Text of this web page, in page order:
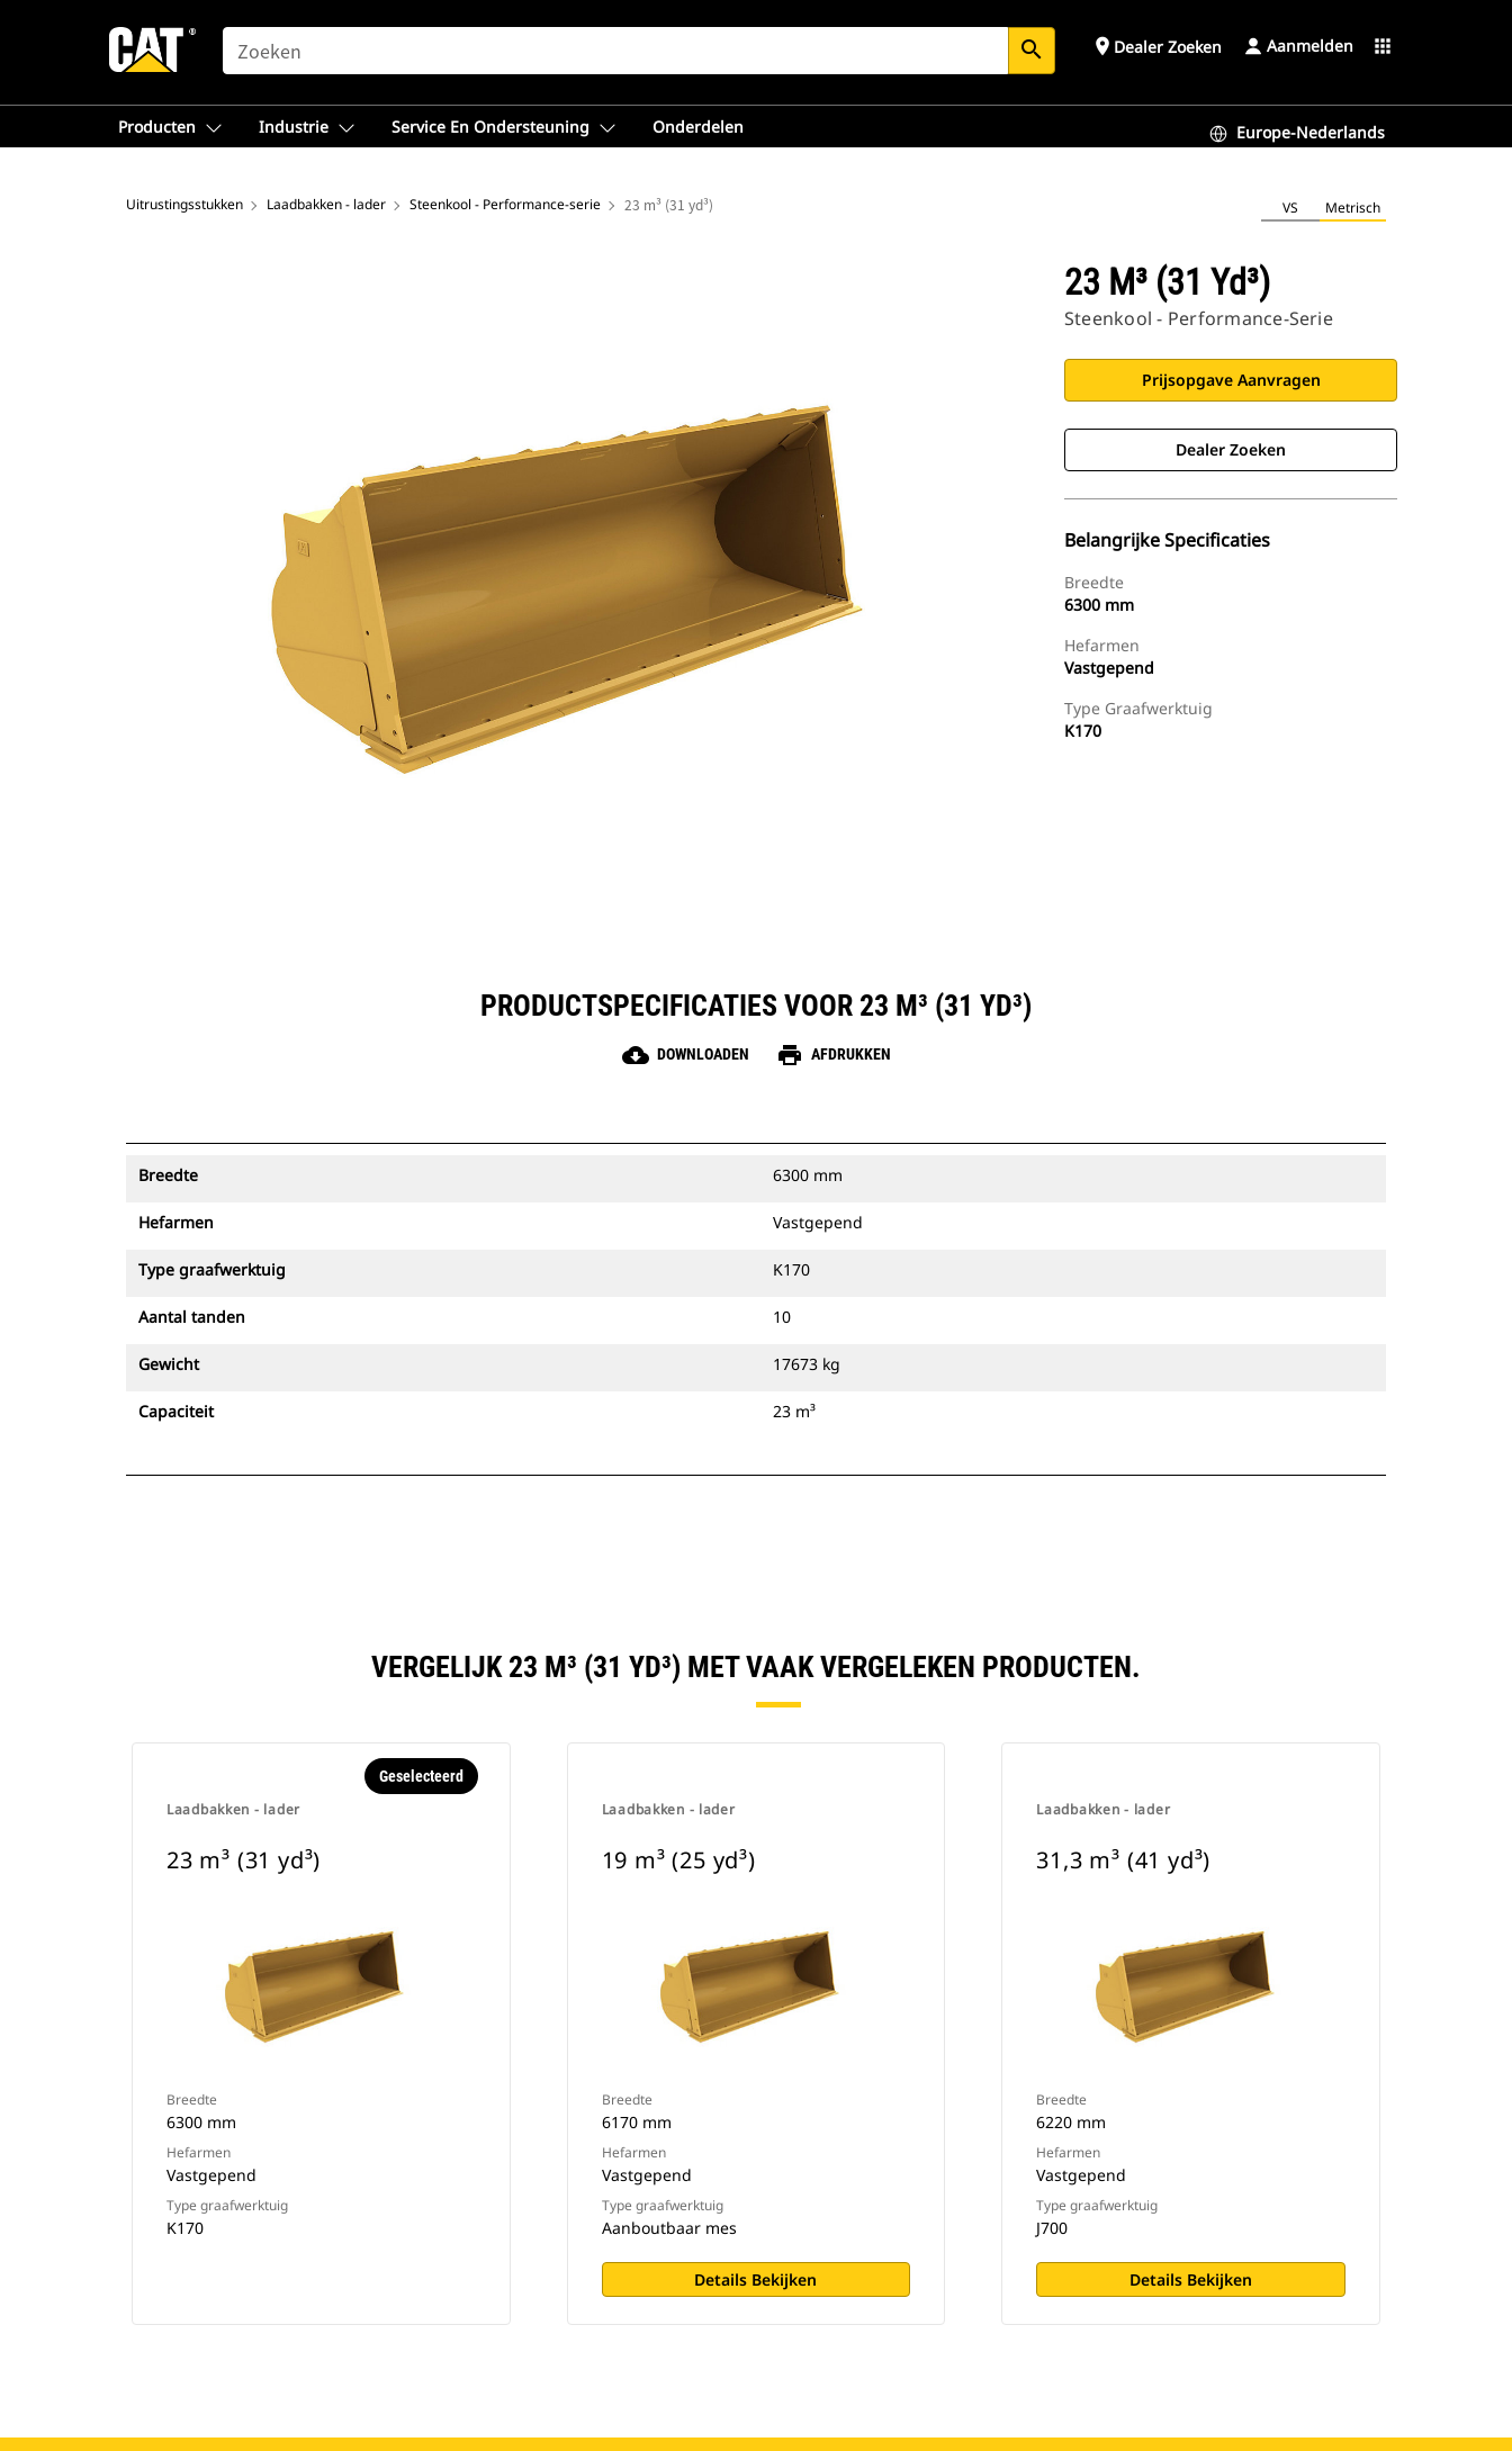
SEARCH search place Dealer Zoeken Aanmelden apps
Producten Industrie Service En Ondersteuning Onderdelen Europe-Nederlands
Uitrustingsstukken Laadbakken - lader Steenkool - Performance-serie 23 m³ (31 yd³) VS Metrisch
23 M³ (31 Yd³)
Steenkool - Performance-Serie
Prijsopgave Aanvragen
Dealer Zoeken
Belangrijke Specificaties
Breedte
6300 mm
Hefarmen
Vastgepend
Type Graafwerktuig
K170
PRODUCTSPECIFICATIES VOOR 23 M³ (31 YD³)
cloud_download DOWNLOADEN print AFDRUKKEN
Breedte 6300 mm
Hefarmen Vastgepend
Type graafwerktuig K170
Aantal tanden 10
Gewicht 17673 kg
Capaciteit 23 m³
VERGELIJK 23 M³ (31 YD³) MET VAAK VERGELEKEN PRODUCTEN.
Laadbakken - lader
Geselecteerd
23 m³ (31 yd³)
Breedte
6300 mm
Hefarmen
Vastgepend
Type graafwerktuig
K170
Laadbakken - lader
19 m³ (25 yd³)
Breedte
6170 mm
Hefarmen
Vastgepend
Type graafwerktuig
Aanboutbaar mes
Details Bekijken
Laadbakken - lader
31,3 m³ (41 yd³)
Breedte
6220 mm
Hefarmen
Vastgepend
Type graafwerktuig
J700
Details Bekijken